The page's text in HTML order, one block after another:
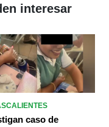
interesar
caso de